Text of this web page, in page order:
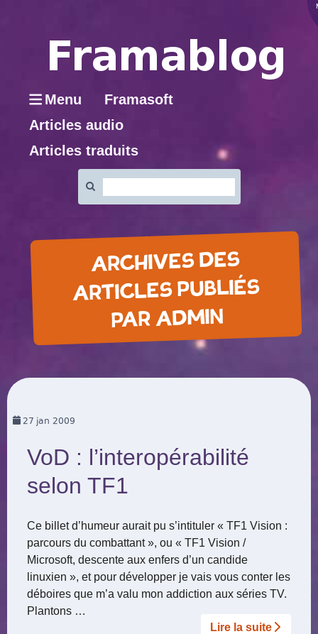
Menu
Framasoft
Articles audio
Articles traduits
:
ARCHIVES DES
ARTICLES PUBLIÉS
PAR ADMIN
27 jan 2009
VoD : l’interopérabilité
selon TF1
Ce billet d’humeur aurait pu s’intituler « TF1 Vision :
parcours du combattant », ou « TF1 Vision /
Microsoft, descente aux enfers d’un candide
linuxien », et pour développer je vais vous conter les
déboires que m’a valu mon addiction aux séries TV.
Plantons …
Lire la suite­­